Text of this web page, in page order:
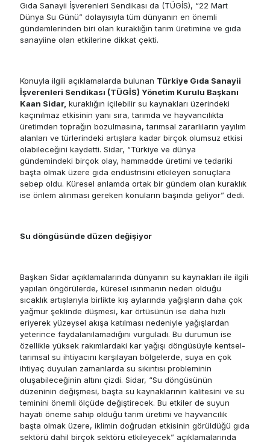
Gıda Sanayii İşverenleri Sendikası da (TÜGİS), “22 Mart
Dünya Su Günü” dolayısıyla tüm dünyanın en önemli
gündemlerinden biri olan kuraklığın tarım üretimine ve gıda
sanayiine olan etkilerine dikkat çekti.
Konuyla ilgili açıklamalarda bulunan Türkiye Gıda Sanayii
İşverenleri Sendikası (TÜGİS) Yönetim Kurulu Başkanı
Kaan Sidar, kuraklığın içilebilir su kaynakları üzerindeki
kaçınılmaz etkisinin yanı sıra, tarımda ve hayvancılıkta
üretimden toprağın bozulmasına, tarımsal zararlıların yayılım
alanları ve türlerindeki artışlara kadar birçok olumsuz etkisi
olabileceğini kaydetti. Sidar, “Türkiye ve dünya
gündemindeki birçok olay, hammadde üretimi ve tedariki
başta olmak üzere gıda endüstrisini etkileyen sonuçlara
sebep oldu. Küresel anlamda ortak bir gündem olan kuraklık
ise önlem alınması gereken konuların başında geliyor” dedi.
Su döngüsünde düzen değişiyor
Başkan Sidar açıklamalarında dünyanın su kaynakları ile ilgili
yapılan öngörülerde, küresel ısınmanın neden olduğu
sıcaklık artışlarıyla birlikte kış aylarında yağışların daha çok
yağmur şeklinde düşmesi, kar örtüsünün ise daha hızlı
eriyerek yüzeysel akışa katılması nedeniyle yağışlardan
yeterince faydalanılamadığını vurguladı. Bu durumun ise
özellikle yüksek rakımlardaki kar yağışı döngüsüyle kentsel-
tarımsal su ihtiyacını karşılayan bölgelerde, suya en çok
ihtiyaç duyulan zamanlarda su sıkıntısı probleminin
oluşabileceğinin altını çizdi. Sidar, “Su döngüsünün
düzeninin değişmesi, başta su kaynaklarının kalitesini ve su
teminini önemli ölçüde değiştirecek. Bu etkiler de suyun
hayati öneme sahip olduğu tarım üretimi ve hayvancılık
başta olmak üzere, iklimin doğrudan etkisinin görüldüğü gıda
sektörü dahil birçok sektörü etkileyecek” açıklamalarında